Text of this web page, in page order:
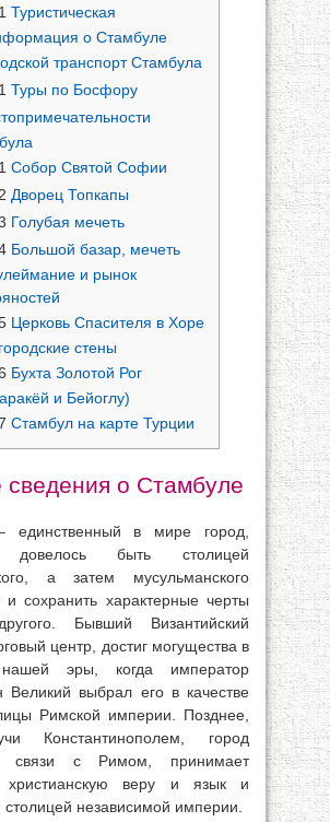
Туристическая
о Стамбуле
транспорт Стамбула
Туры по Босфору
Собор Святой Софии
Дворец Топкапы
Голубая мечеть
Большой базар, мечеть
и рынок
Церковь Спасителя в Хоре
стены
Бухта Золотой Рог
и Бейоглу)
Стамбул на карте Турции
о Стамбуле
единственный в мире город,
довелось быть столицей
а затем мусульманского
и сохранить характерные черты
Бывший Византийский
центр, достиг могущества в
эры, когда император
Великий выбрал его в качестве
Римской империи. Позднее,
Константинополем, город
связи с Римом, принимает
христианскую веру и язык и
столицей независимой империи.